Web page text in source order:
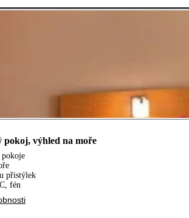
pokoj, výhled na moře
přistýlek
fén